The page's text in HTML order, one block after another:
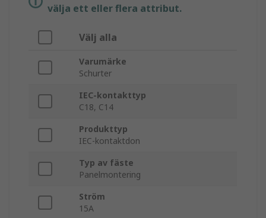
välja ett eller flera attribut.
Välj alla
Varumärke
Schurter
IEC-kontakttyp
C18, C14
Produkttyp
IEC-kontaktdon
Typ av fäste
Panelmontering
Ström
15A